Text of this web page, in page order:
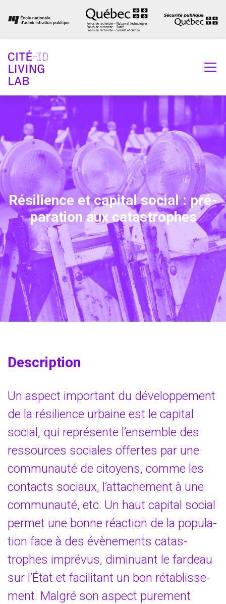
Rési­lience et capi­tal social : pré­
pa­ra­tion aux catastrophes
Description
Un aspect impor­tant du déve­lop­pe­ment
de la rési­lience urbaine est le capi­tal
social, qui repré­sente l’ensemble des
res­sources sociales offertes par une
com­mu­nau­té de citoyens, comme les
contacts sociaux, l’attachement à une
com­mu­nau­té, etc. Un haut capi­tal social
per­met une bonne réac­tion de la popu­la­
tion face à des évè­ne­ments catas­
trophes impré­vus, dimi­nuant le far­deau
sur l’État et faci­li­tant un bon réta­blis­se­
ment. Mal­gré son aspect pure­ment